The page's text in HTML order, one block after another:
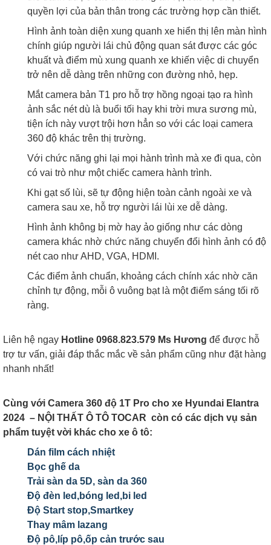
quyền lợi của bản thân trong các trường hợp cần thiết.
Hình ảnh toàn diện xung quanh xe hiển thị lên màn hình
chính giúp người lái chủ động quan sát được các góc
khuất và điểm mù xung quanh xe khiến việc di chuyển
trở nên dễ dàng trên những con đường nhỏ, hẹp.
Mắt camera bản T1 pro hỗ trợ hồng ngoại tạo ra hình
ảnh sắc nét dù là buổi tối hay khi trời mưa sương mù,
tiện ích này vượt trội hơn hẳn so với các loại camera
360 độ khác trên thị trường.
Với chức năng ghi lại mọi hành trình mà xe đi qua, còn
có vai trò như một chiếc camera hành trình.
Khi gạt số lùi, sẽ tự động hiện toàn cảnh ngoài xe và
camera sau xe, hỗ trợ người lái lùi xe dễ dàng.
Hình ảnh không bị mờ hay ảo giống như các dòng
camera khác nhờ chức năng chuyển đổi hình ảnh có độ
nét cao như AHD, VGA, HDMI.
Các điểm ảnh chuẩn, khoảng cách chính xác nhờ căn
chỉnh tự động, mỗi ô vuông bạt là một điểm sáng tối rõ
ràng.
Liên hệ ngay Hotline 0968.823.579 Ms Hương để được hỗ
trợ tư vấn, giải đáp thắc mắc về sản phẩm cũng như đặt hàng
nhanh nhất!
Cùng với Camera 360 độ 1T Pro cho xe Hyundai Elantra
2024 – NỘI THẤT Ô TÔ TOCAR còn có các dịch vụ sản
phẩm tuyệt vời khác cho xe ô tô:
Dán film cách nhiệt
Bọc ghế da
Trải sàn da 5D, sàn da 360
Độ đèn led,bóng led,bi led
Độ Start stop,Smartkey
Thay mâm lazang
Độ pô,líp pô,ốp cản trước sau